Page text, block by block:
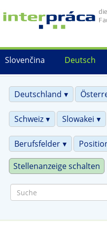
Direkt
zum
Deutsch
Slovenčina
Deutschland
Schweiz Slowakei
Berufsfelder
Stellenanzeige schalten